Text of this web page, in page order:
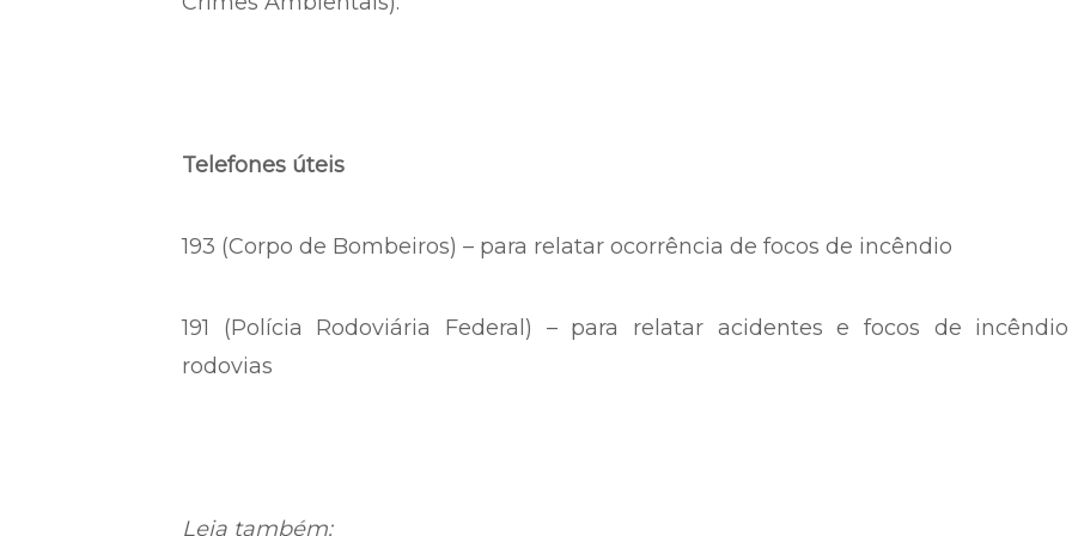
Telefones úteis
193 (Corpo de Bombeiros) – para relatar ocorrência de focos de incêndio
191 (Polícia Rodoviária Federal) – para relatar acidentes e focos de
rodovias
Leia também: